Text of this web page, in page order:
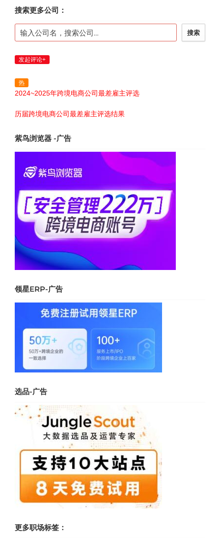
搜索更多公司：
搜索
发起评论+
热
2024~2025年跨境电商公司最差雇主评选
历届跨境电商公司最差雇主评选结果
紫鸟浏览器 -广告
领星ERP-广告
选品-广告
更多职场标签：